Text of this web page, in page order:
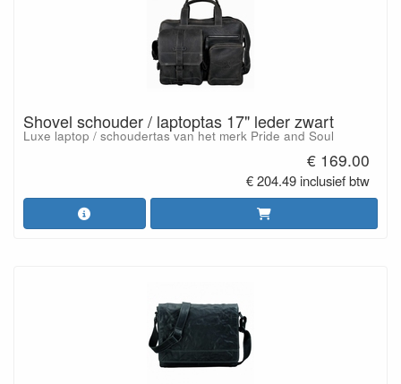
Shovel schouder / laptoptas 17" leder zwart
Luxe laptop / schoudertas van het merk Pride and Soul
€ 169.00
€ 204.49 inclusief btw